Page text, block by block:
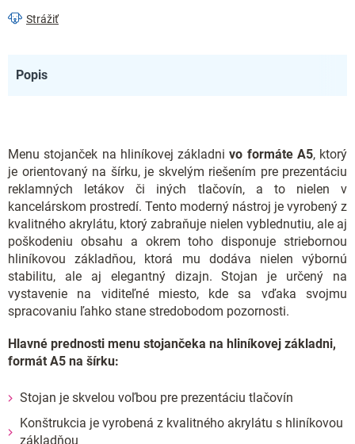
Strážiť
Popis
Menu stojanček na hliníkovej základnivo formáte A5, ktorý
je orientovaný na šírku, je skvelým riešením pre prezentáciu
reklamných letákov či iných tlačovín, a to nielen v
kancelárskom prostredí. Tento moderný nástroj je vyrobený z
kvalitného akrylátu, ktorý zabraňuje nielen vyblednutiu, ale aj
poškodeniu obsahu a okrem toho disponuje striebornou
hliníkovou základňou, ktorá mu dodáva nielen výbornú
stabilitu, ale aj elegantný dizajn. Stojan je určený na
vystavenie na viditeľné miesto, kde sa vďaka svojmu
spracovaniu ľahko stane stredobodom pozornosti.
Hlavné prednosti menu stojančeka na hliníkovej základni,
formát A5 na šírku:
Stojan je skvelou voľbou pre prezentáciu tlačovín
Konštrukcia je vyrobená z kvalitného akrylátu s hliníkovou
základňou